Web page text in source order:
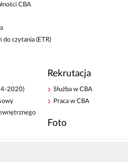
CBA
do czytania (ETR)
2020)
Rekrutacja
Służba w CBA
Praca w CBA
Foto